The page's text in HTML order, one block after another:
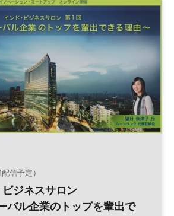
信予定）
ジネスサロン
バル企業のトップを輩出で